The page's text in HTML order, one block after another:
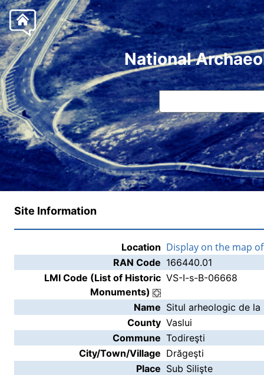
National
Site Information
Location Display on the map
RAN Code 166440.01
LMI Code (List of Historic
Monuments)
VS-I-s-B-06668
Name Situl arheologic de
County Vaslui
Commune Todireşti
City/Town/Village Drăgeşti
Place Sub Silişte